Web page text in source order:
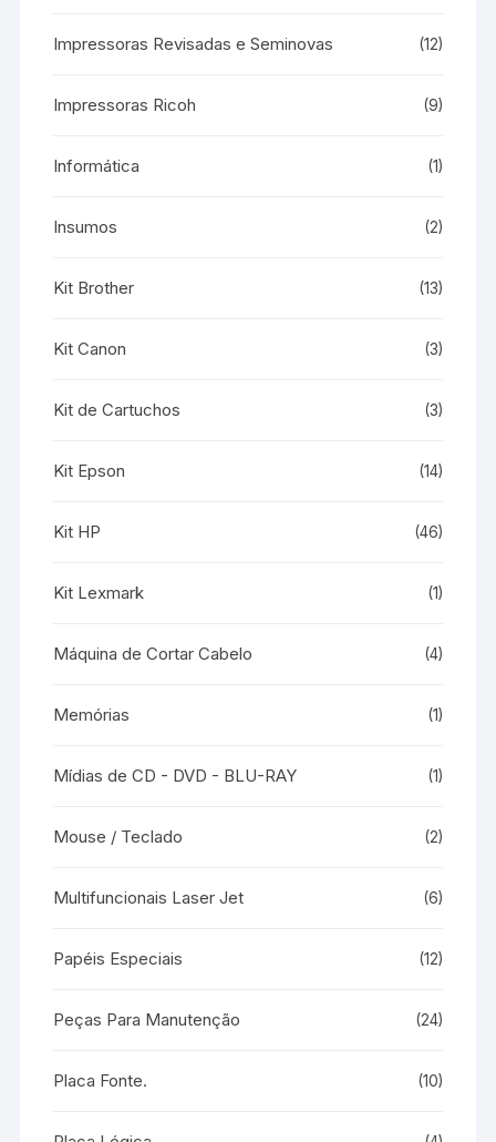
Impressoras Revisadas e Seminovas (12)
Impressoras Ricoh (9)
Informática (1)
Insumos (2)
Kit Brother (13)
Kit Canon (3)
Kit de Cartuchos (3)
Kit Epson (14)
Kit HP (46)
Kit Lexmark (1)
Máquina de Cortar Cabelo (4)
Memórias (1)
Mídias de CD - DVD - BLU-RAY (1)
Mouse / Teclado (2)
Multifuncionais Laser Jet (6)
Papéis Especiais (12)
Peças Para Manutenção (24)
Placa Fonte. (10)